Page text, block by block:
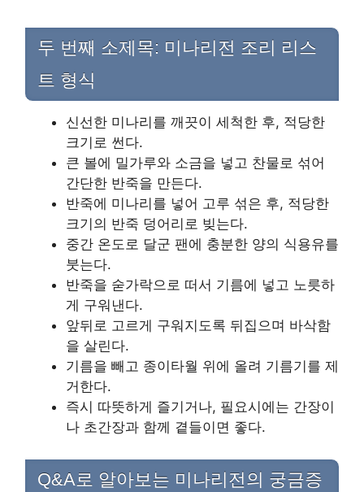
두 번째 소제목: 미나리전 조리 리스
트 형식
신선한 미나리를 깨끗이 세척한 후, 적당한
크기로 썬다.
큰 볼에 밀가루와 소금을 넣고 찬물로 섞어
간단한 반죽을 만든다.
반죽에 미나리를 넣어 고루 섞은 후, 적당한
크기의 반죽 덩어리로 빚는다.
중간 온도로 달군 팬에 충분한 양의 식용유를
붓는다.
반죽을 숟가락으로 떠서 기름에 넣고 노릇하
게 구워낸다.
앞뒤로 고르게 구워지도록 뒤집으며 바삭함
을 살린다.
기름을 빼고 종이타월 위에 올려 기름기를 제
거한다.
즉시 따뜻하게 즐기거나, 필요시에는 간장이
나 초간장과 함께 곁들이면 좋다.
Q&A로 알아보는 미나리전의 궁금증